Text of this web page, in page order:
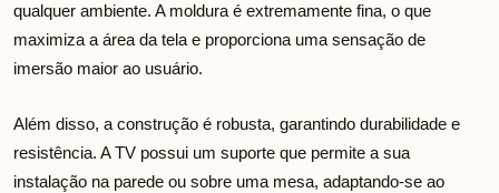
qualquer ambiente. A moldura é extremamente fina, o que
maximiza a área da tela e proporciona uma sensação de
imersão maior ao usuário.
Além disso, a construção é robusta, garantindo durabilidade e
resistência. A TV possui um suporte que permite a sua
instalação na parede ou sobre uma mesa, adaptando-se ao